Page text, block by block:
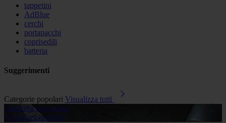
tappetini
AdBlue
cerchi
portapacchi
coprisedili
batteria
Suggerimenti
Categorie popolari Visualizza tutti
Tappetini in gomma
Visualizza prodotti